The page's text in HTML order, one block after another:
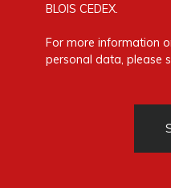
BLOIS CEDEX.
For more information
personal data, please